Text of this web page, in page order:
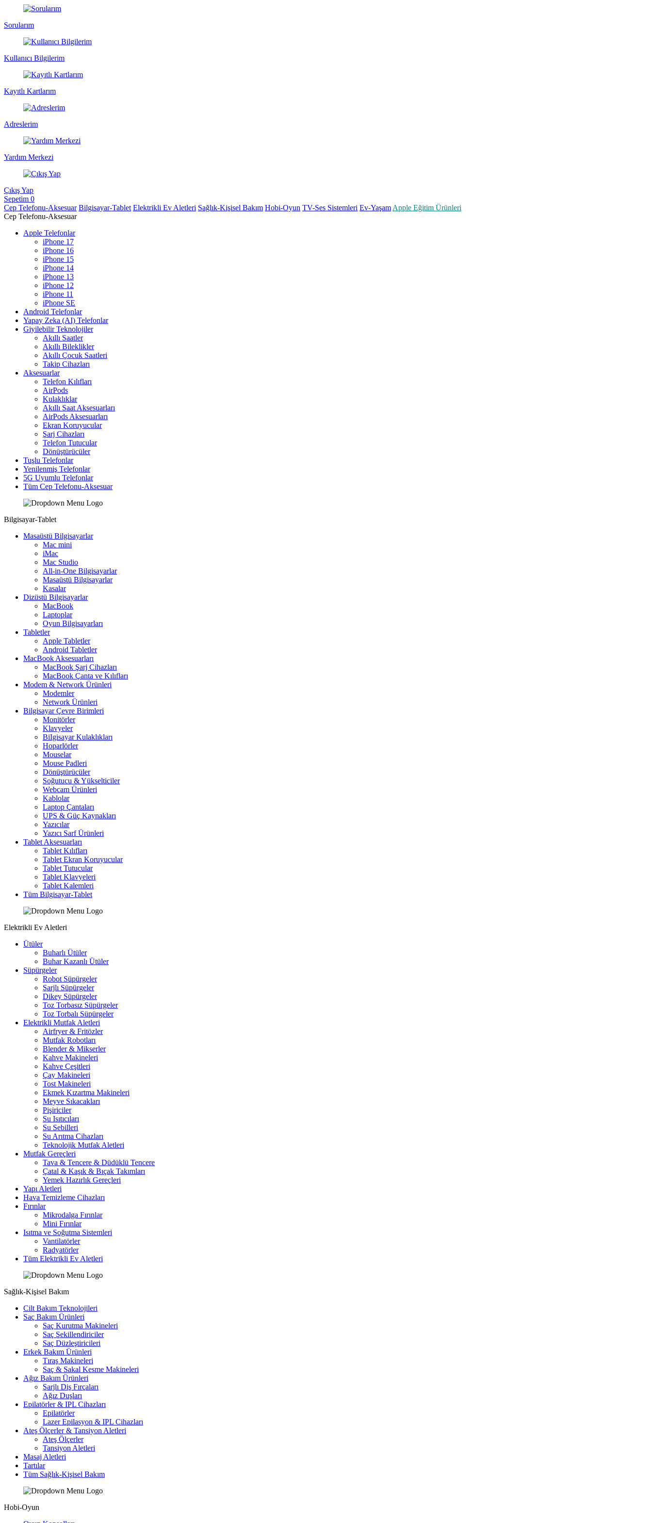
Sorularım
Kullanıcı Bilgilerim
Kayıtlı Kartlarım
Adreslerim
Yardım Merkezi
Çıkış Yap
Sepetim 0
Cep Telefonu-Aksesuar Bilgisayar-Tablet Elektrikli Ev Aletleri Sağlık-Kişisel Bakım Hobi-Oyun TV-Ses Sistemleri Ev-Yaşam Apple Eğitim Ürünleri
Cep Telefonu-Aksesuar
Apple Telefonlar
iPhone 17
iPhone 16
iPhone 15
iPhone 14
iPhone 13
iPhone 12
iPhone 11
iPhone SE
Android Telefonlar
Yapay Zeka (AI) Telefonlar
Giyilebilir Teknolojiler
Akıllı Saatler
Akıllı Bileklikler
Akıllı Çocuk Saatleri
Takip Cihazları
Aksesuarlar
Telefon Kılıfları
AirPods
Kulaklıklar
Akıllı Saat Aksesuarları
AirPods Aksesuarları
Ekran Koruyucular
Şarj Cihazları
Telefon Tutucular
Dönüştürücüler
Tuşlu Telefonlar
Yenilenmiş Telefonlar
5G Uyumlu Telefonlar
Tüm Cep Telefonu-Aksesuar
Bilgisayar-Tablet
Masaüstü Bilgisayarlar
Mac mini
iMac
Mac Studio
All-in-One Bilgisayarlar
Masaüstü Bilgisayarlar
Kasalar
Dizüstü Bilgisayarlar
MacBook
Laptoplar
Oyun Bilgisayarları
Tabletler
Apple Tabletler
Android Tabletler
MacBook Aksesuarları
MacBook Şarj Cihazları
MacBook Çanta ve Kılıfları
Modem & Network Ürünleri
Modemler
Network Ürünleri
Bilgisayar Çevre Birimleri
Monitörler
Klavyeler
BiIgisayar Kulaklıkları
Hoparlörler
Mouselar
Mouse Padleri
Dönüştürücüler
Soğutucu & Yükselticiler
Webcam Ürünleri
Kablolar
Laptop Çantaları
UPS & Güç Kaynakları
Yazıcılar
Yazıcı Sarf Ürünleri
Tablet Aksesuarları
Tablet Kılıfları
Tablet Ekran Koruyucular
Tablet Tutucular
Tablet Klavyeleri
Tablet Kalemleri
Tüm Bilgisayar-Tablet
Elektrikli Ev Aletleri
Ütüler
Buharlı Ütüler
Buhar Kazanlı Ütüler
Süpürgeler
Robot Süpürgeler
Şarjlı Süpürgeler
Dikey Süpürgeler
Toz Torbasız Süpürgeler
Toz Torbalı Süpürgeler
Elektrikli Mutfak Aletleri
Airfryer & Fritözler
Mutfak Robotları
Blender & Mikserler
Kahve Makineleri
Kahve Çeşitleri
Çay Makineleri
Tost Makineleri
Ekmek Kızartma Makineleri
Meyve Sıkacakları
Pişiriciler
Su Isıtıcıları
Su Sebilleri
Su Arıtma Cihazları
Teknolojik Mutfak Aletleri
Mutfak Gereçleri
Tava & Tencere & Düdüklü Tencere
Çatal & Kaşık & Bıçak Takımları
Yemek Hazırlık Gereçleri
Yapı Aletleri
Hava Temizleme Cihazları
Fırınlar
Mikrodalga Fırınlar
Mini Fırınlar
Isıtma ve Soğutma Sistemleri
Vantilatörler
Radyatörler
Tüm Elektrikli Ev Aletleri
Sağlık-Kişisel Bakım
Cilt Bakım Teknolojileri
Saç Bakım Ürünleri
Saç Kurutma Makineleri
Saç Şekillendiriciler
Saç Düzleştiricileri
Erkek Bakım Ürünleri
Tıraş Makineleri
Saç & Sakal Kesme Makineleri
Ağız Bakım Ürünleri
Şarjlı Diş Fırçaları
Ağız Duşları
Epilatörler & IPL Cihazları
Epilatörler
Lazer Epilasyon & IPL Cihazları
Ateş Ölçerler & Tansiyon Aletleri
Ateş Ölçerler
Tansiyon Aletleri
Masaj Aletleri
Tartılar
Tüm Sağlık-Kişisel Bakım
Hobi-Oyun